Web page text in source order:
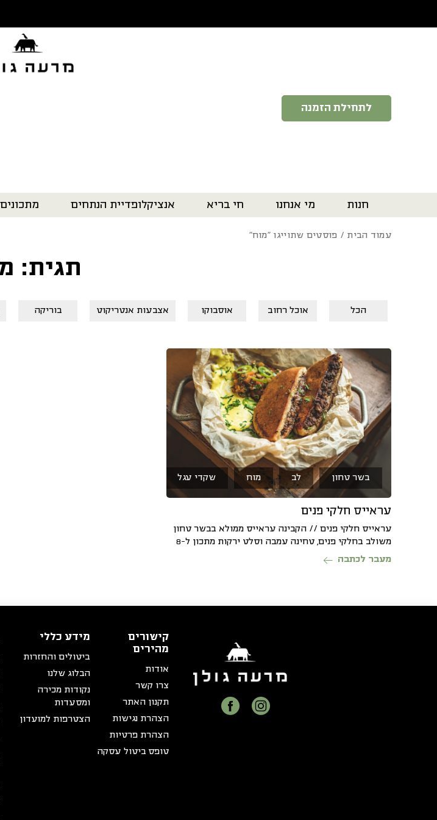
לתחילת הזמנה
חנות מי אנחנו חי בריא אנציקלופדיית הנתחים מתכונים
עמוד הבית / פוסטים שתוייגו ”מוח“
תגית:
הכל אוכל רחוב אוסבוקו אצבעות אנטריקוט בוריקה
בשר טחון לב מוח שקדי עגל
עראייס חלקי פנים
עראייס חלקי פנים // הקבינה עראייס ממולא בבשר טחון
משולב בחלקי פנים, טחינה עמבה וסלט ירקות מתכון ל-8
מעבר לכתבה
קישורים
מהירים
אודות
צרו קשר
תקנון האתר
הצהרת נגישות
הצהרת פרטיות
טופס ביטול עסקה
מידע כללי
ביטולים והחזרות
הבלוג שלנו
נקודות מכירה
ומסעדות
הצטרפות למועדון